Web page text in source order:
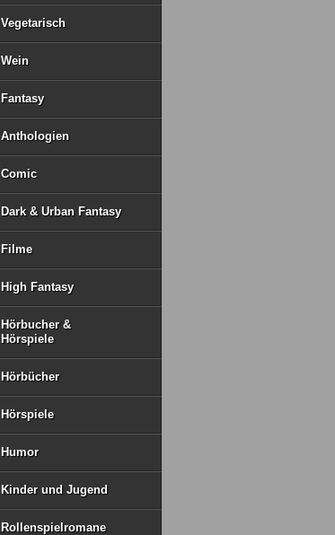
Vegetarisch
Wein
Fantasy
Anthologien
Comic
Dark & Urban Fantasy
Filme
High Fantasy
Hörbucher &
Hörspiele
Hörbücher
Hörspiele
Humor
Kinder und Jugend
Rollenspielromane